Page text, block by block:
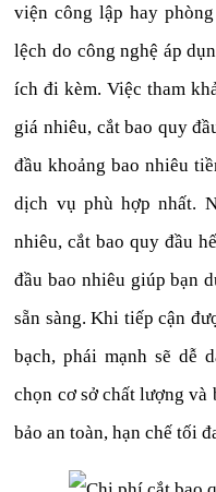
viện công lập hay
lệch do công nghệ áp
ích đi kèm. Việc tham
giá nhiêu, cắt bao quy
đầu khoảng bao nhiêu
dịch vụ phù hợp nhất.
nhiêu, cắt bao quy đầu
đầu bao nhiêu giúp bạn
sẵn sàng. Khi tiếp cận
bạch, phái mạnh sẽ dễ
chọn cơ sở chất lượng
bảo an toàn, hạn chế tối